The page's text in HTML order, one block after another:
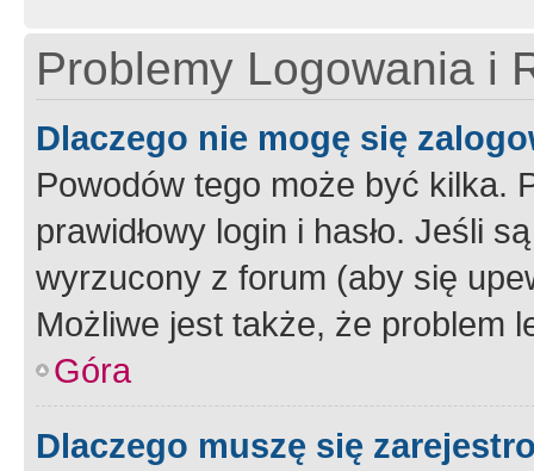
Problemy Logowania i
Dlaczego nie mogę się
Powodów tego może być kilka.
prawidłowy login i hasło. Jeśli
wyrzucony z forum (aby się
Możliwe jest także, że problem
Góra
Dlaczego muszę się